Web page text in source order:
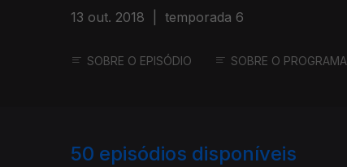
13 out. 2018 temporada 6
SOBRE O EPISÓDIO SOBRE O PROGRAMA
50 episódios disponíveis